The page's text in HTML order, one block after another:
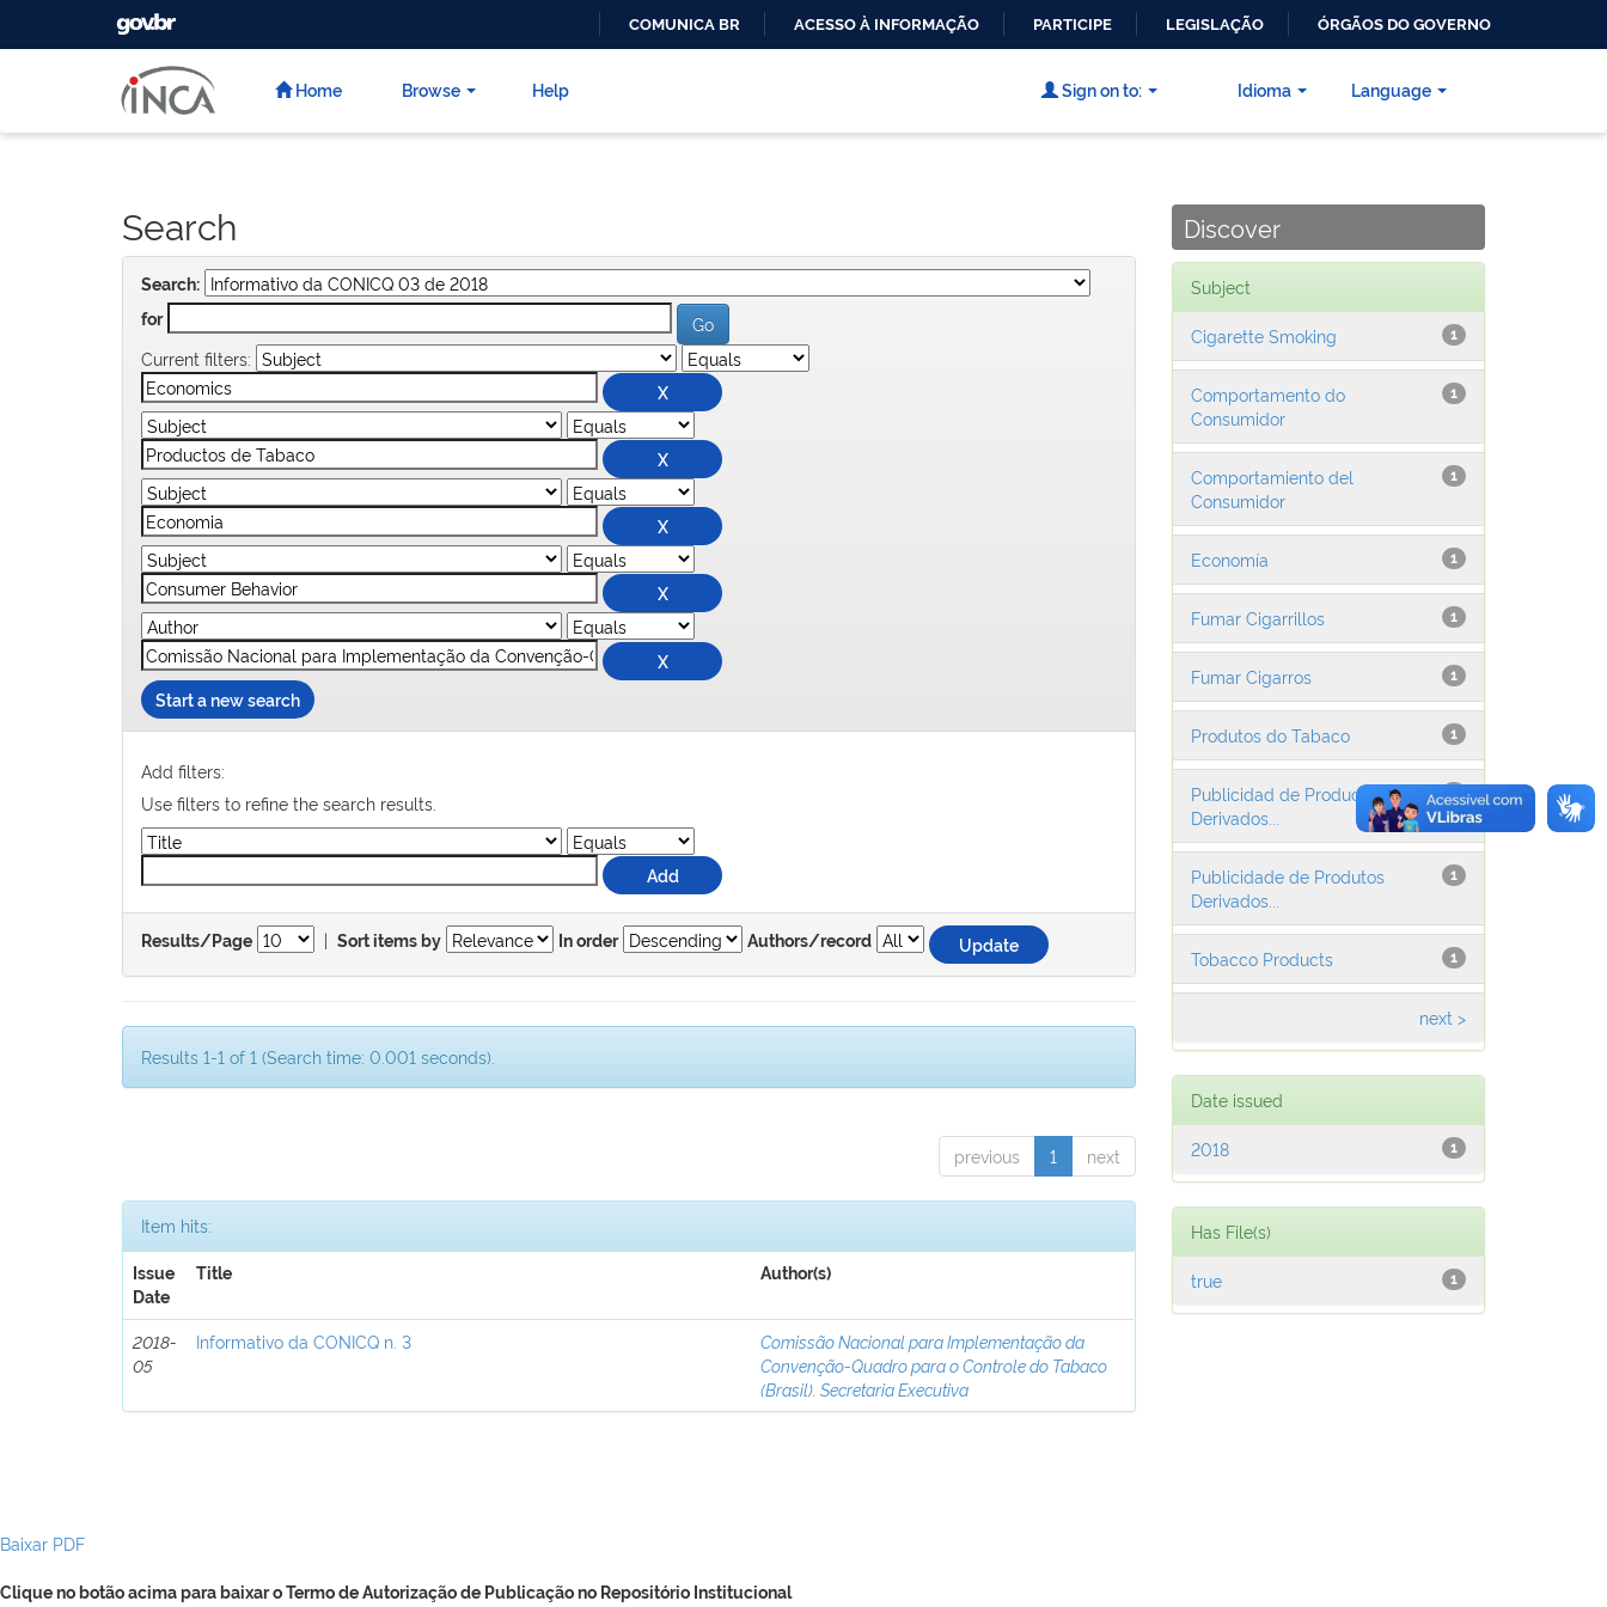
CONTEÚDO
GOVBR
COMUNICA BR ACESSO À INFORMAÇÃO PARTICIPE LEGISLAÇÃO ÓRGÃOS DO GOVERNO
Home Browse Help Language
Sign on to: Idioma
Search
Search:
for
Current filters:
Start a new search
Add filters:
Use filters to refine the search results.
Results/Page | Sort items by In order Authors/record
Results 1-1 of 1 (Search time: 0.001 seconds).
previous 1 next
Item hits:
Issue
Date
Title Author(s)
2018-
05
Informativo da CONICQ n. 3
Comissão Nacional para Implementação da
Convenção-Quadro para o Controle do Tabaco
(Brasil). Secretaria Executiva
Discover
Subject
1
Cigarette Smoking
1
Comportamento do
Consumidor
1
Comportamiento del
Consumidor
1
Economía
1
Fumar Cigarrillos
1
Fumar Cigarros
1
Produtos do Tabaco
1
Publicidad de Productos
Derivados...
1
Publicidade de Produtos
Derivados...
1
Tobacco Products
next >
Date issued
1
2018
Has File(s)
1
true
Baixar PDF
Clique no botão acima para baixar o Termo de Autorização de Publicação no Repositório Institucional